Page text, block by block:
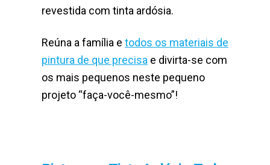
revestida com tinta ardósia.
Reúna a família e todos os materiais de
pintura de que precisa e divirta-se com
os mais pequenos neste pequeno
projeto “faça-você-mesmo”!